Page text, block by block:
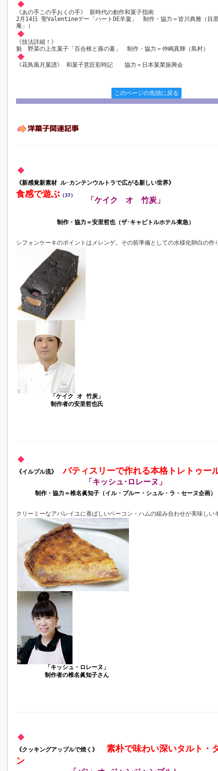
《あの手この手おくの手》 新時代の創作和菓子指南
2月14日 聖Valentineデー「ハートDE羊羹」 制作・協力＝皆川典雅（目
庵」）
《技法詳細！》
魁 野菜の上生菓子「百合根と蕗の薹」 制作・協力＝仲嶋真輝（島村）
《花鳥風月菓譜》 和菓子意匠彩時記 協力＝日本菓業振興会
このページの先頭に戻る
《新感覚新素材 ル･カンテンウルトラで広がる新しい世界》
食感で遊ぶ （37）
「ケイク オ 竹炭」
制作・協力＝安里哲也（ザ･キャピトルホテル東急）
シフォンケーキのポイントはメレンゲ。その前準備としての水様化卵白の作
「ケイク オ 竹炭」
制作者の安里哲也氏
《イルプル流》パティスリーで作れる本格トレトゥー
「キッシュ･ロレーヌ」
制作・協力＝椎名眞知子（イル・プルー・シュル・ラ・セーヌ企画）
クリーミーなアパレイユに香ばしいベーコン・ハムの組み合わせが美味しい
「キッシュ・ロレーヌ」
制作者の椎名眞知子さん
《クッキングアップルで焼く》
素朴で味わい深いタルト・
ン